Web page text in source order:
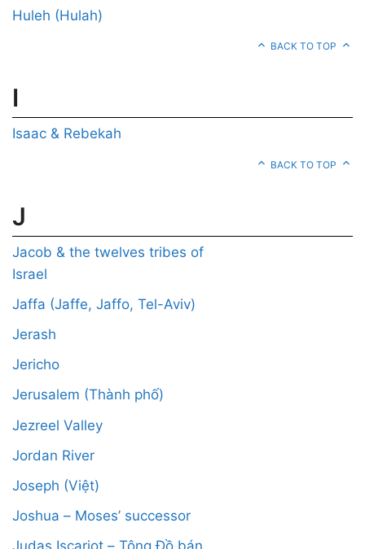
Huleh (Hulah)
BACK TO TOP
I
Isaac & Rebekah
BACK TO TOP
J
Jacob & the twelves tribes of
Israel
Jaffa (Jaffe, Jaffo, Tel-Aviv)
Jerash
Jericho
Jerusalem (Thành phố)
Jezreel Valley
Jordan River
Joseph (Việt)
Joshua – Moses’ successor